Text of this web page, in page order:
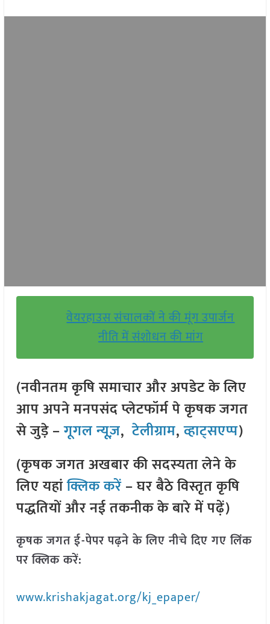
वेयरहाउस संचालकों ने की मूंग उपार्जन
नीति में संशोधन की मांग
(नवीनतम कृषि समाचार और अपडेट के लिए
आप अपने मनपसंद प्लेटफॉर्म पे कृषक जगत
से जुड़े –गूगल न्यूज़,टेलीग्राम,व्हाट्सएप्प)
(कृषक जगत अखबार की सदस्यता लेने के
लिए यहांक्लिक करें– घर बैठे विस्तृत कृषि
पद्धतियों और नई तकनीक के बारे में पढ़ें)
कृषक जगत ई-पेपर पढ़ने के लिए नीचे दिए गए लिंक
पर क्लिक करें:
www.krishakjagat.org/kj_epaper/